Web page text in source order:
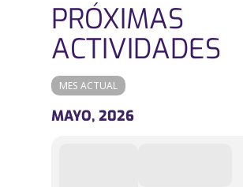
PRÓXIMAS
ACTIVIDADES
MES ACTUAL
MAYO, 2026